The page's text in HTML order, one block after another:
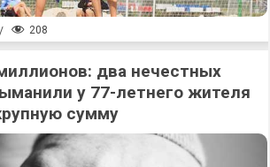
/ 208
два нечестных
у 77-летнего жителя
сумму